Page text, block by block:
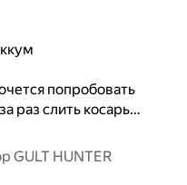
попробовать
раз слить косарь…
GULT HUNTER